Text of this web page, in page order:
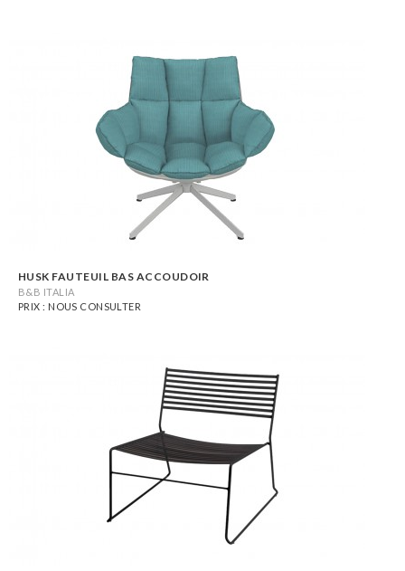
HUSK FAUTEUIL BAS ACCOUDOIR
B&B ITALIA
PRIX : NOUS CONSULTER